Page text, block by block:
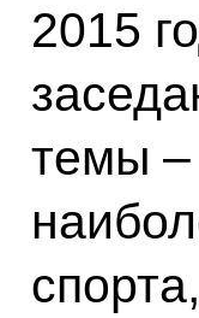
2015
темы –